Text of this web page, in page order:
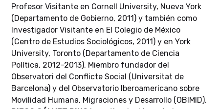
Profesor Visitante en Cornell University, Nueva York
(Departamento de Gobierno, 2011) y también como
Investigador Visitante en El Colegio de México
(Centro de Estudios Sociológicos, 2011) y en York
University, Toronto (Departamento de Ciencia
Política, 2012-2013). Miembro fundador del
Observatori del Conflicte Social (Universitat de
Barcelona) y del Observatorio Iberoamericano sobre
Movilidad Humana, Migraciones y Desarrollo (OBIMID).